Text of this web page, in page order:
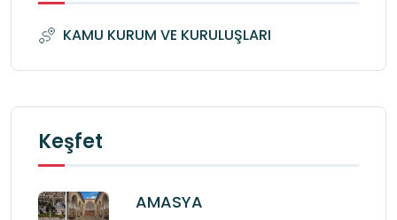
KAMU KURUM VE KURULUŞLARI
Keşfet
AMASYA